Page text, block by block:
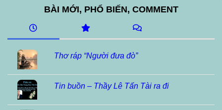
BÀI MỚI, PHỔ BIẾN, COMMENT
Thơ ráp “Người đưa đò”
Tin buồn – Thầy Lê Tấn Tài ra đi